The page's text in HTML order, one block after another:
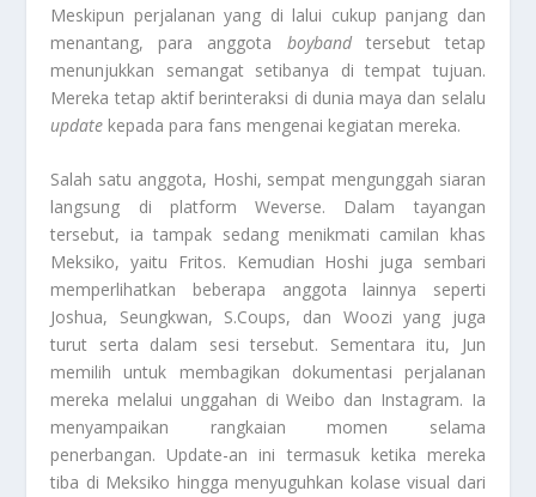
Meskipun perjalanan yang di lalui cukup panjang dan
menantang, para anggota boybandtersebut tetap
menunjukkan semangat setibanya di tempat tujuan.
Mereka tetap aktif berinteraksi di dunia maya dan selalu
update kepada para fans mengenai kegiatan mereka.
Salah satu anggota, Hoshi, sempat mengunggah siaran
langsung di platform Weverse. Dalam tayangan
tersebut, ia tampak sedang menikmati camilan khas
Meksiko, yaitu Fritos. Kemudian Hoshi juga sembari
memperlihatkan beberapa anggota lainnya seperti
Joshua, Seungkwan, S.Coups, dan Woozi yang juga
turut serta dalam sesi tersebut. Sementara itu, Jun
memilih untuk membagikan dokumentasi perjalanan
mereka melalui unggahan di Weibo dan Instagram. Ia
menyampaikan rangkaian momen selama
penerbangan. Update-an ini termasuk ketika mereka
tiba di Meksiko hingga menyuguhkan kolase visual dari